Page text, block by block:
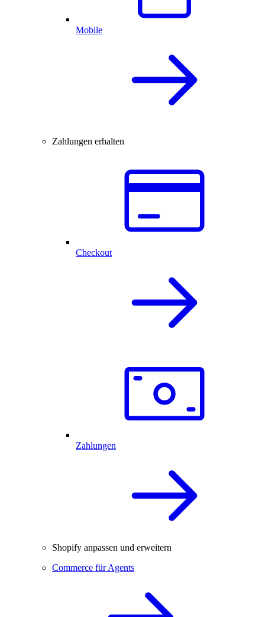
Mobile
Zahlungen erhalten
Checkout
Zahlungen
Shopify anpassen und erweitern
Commerce für Agents